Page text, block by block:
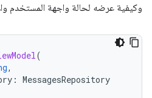
وكيفية عرضه لحالة واجهة المستخدم
(
,
: MessagesRepository